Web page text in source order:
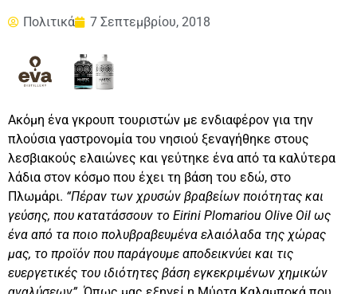
Πολιτικά 7 Σεπτεμβρίου, 2018
Ακόμη ένα γκρουπ τουριστών με ενδιαφέρον για την
πλούσια γαστρονομία του νησιού ξεναγήθηκε στους
λεσβιακούς ελαιώνες και γεύτηκε ένα από τα καλύτερα
λάδια στον κόσμο που έχει τη βάση του εδώ, στο
Πλωμάρι. “Πέραν των χρυσών βραβείων ποιότητας και
γεύσης, που κατατάσσουν το Eirini Plomariou Olive Oil ως
ένα από τα ποιο πολυβραβευμένα ελαιόλαδα της χώρας
μας, το προϊόν που παράγουμε αποδεικνύει και τις
ευεργετικές του ιδιότητες βάση εγκεκριμένων χημικών